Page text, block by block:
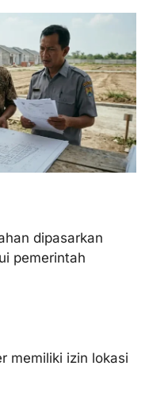
dipasarkan
pemerintah
memiliki izin lokasi